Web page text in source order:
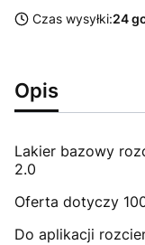
Czas wysyłki:24
Opis
Lakier bazowy
2.0
Oferta dotyczy
Do aplikacji